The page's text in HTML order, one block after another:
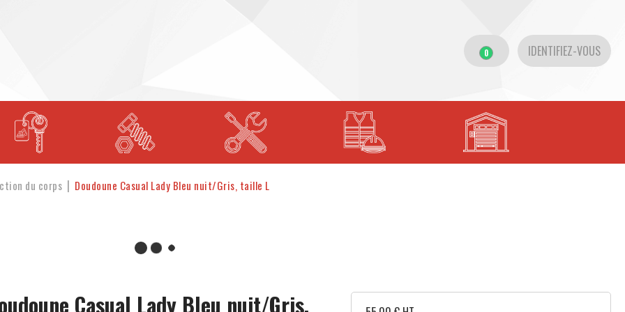
0 IDENTIFIEZ-VOUS
du corps Doudoune Casual Lady Bleu nuit/Gris, taille L
Casual Lady Bleu nuit/Gris,